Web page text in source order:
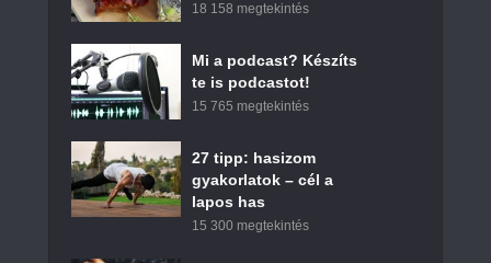
18 158 megtekintés
Mi a podcast? Készíts
te is podcastot!
15 765 megtekintés
27 tipp: hasizom
gyakorlatok – cél a
lapos has
15 300 megtekintés